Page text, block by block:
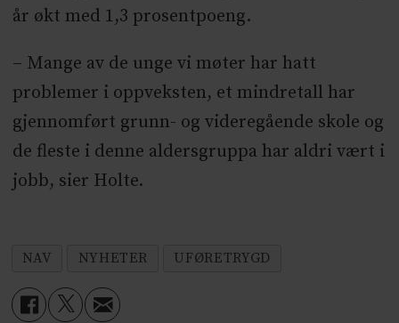
år økt med 1,3 prosentpoeng.
– Mange av de unge vi møter har hatt
problemer i oppveksten, et mindretall har
gjennomført grunn- og videregående skole og
de fleste i denne aldersgruppa har aldri vært i
jobb, sier Holte.
NAV NYHETER UFØRETRYGD